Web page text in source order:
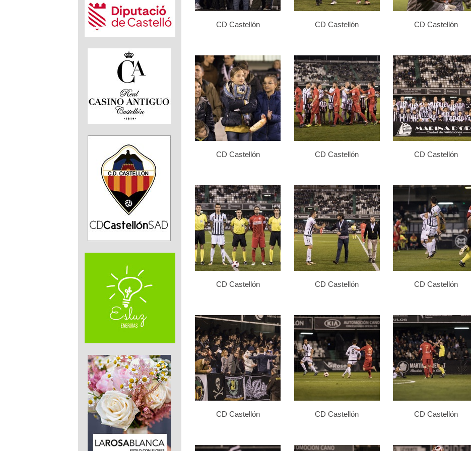
CD Castellón CD Castellón CD Castellón
CD Castellón CD Castellón CD Castellón
CD Castellón CD Castellón CD Castellón
CD Castellón CD Castellón CD Castellón